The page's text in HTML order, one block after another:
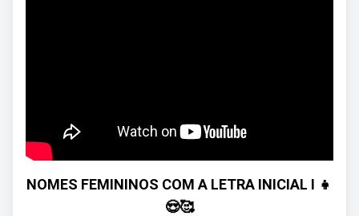
NOMES FEMININOS COM A LETRA INICIAL I 👧
😍🥰